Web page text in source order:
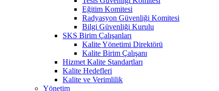
Eğitim Komitesi
Radyasyon Güvenliği Komitesi
Bilgi Güvenliği Kurulu
SKS Birim Çalışanları
Kalite Yönetimi Direktörü
Kalite Birim Çalışanı
Hizmet Kalite Standartları
Kalite Hedefleri
Kalite ve Verimlilik
Yönetim